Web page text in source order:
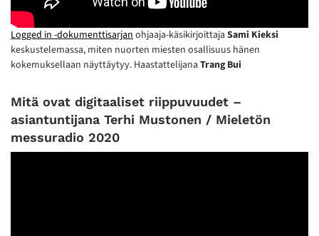
Logged in -dokumenttisarjan ohjaaja-käsikirjoittaja Sami Kieksi
keskustelemassa, miten nuorten miesten osallisuus hänen
kokemuksellaan näyttäytyy. Haastattelijana Trang Bui
Mitä ovat digitaaliset riippuvuudet –
asiantuntijana Terhi Mustonen / Mieletön
messuradio 2020